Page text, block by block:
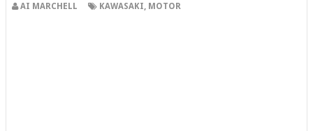
AI MARCHELL KAWASAKI MOTOR